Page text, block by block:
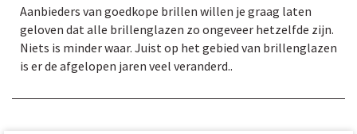
Aanbieders van goedkope brillen willen je graag laten
geloven dat alle brillenglazen zo ongeveer hetzelfde zijn.
Niets is minder waar. Juist op het gebied van brillenglazen
is er de afgelopen jaren veel veranderd..